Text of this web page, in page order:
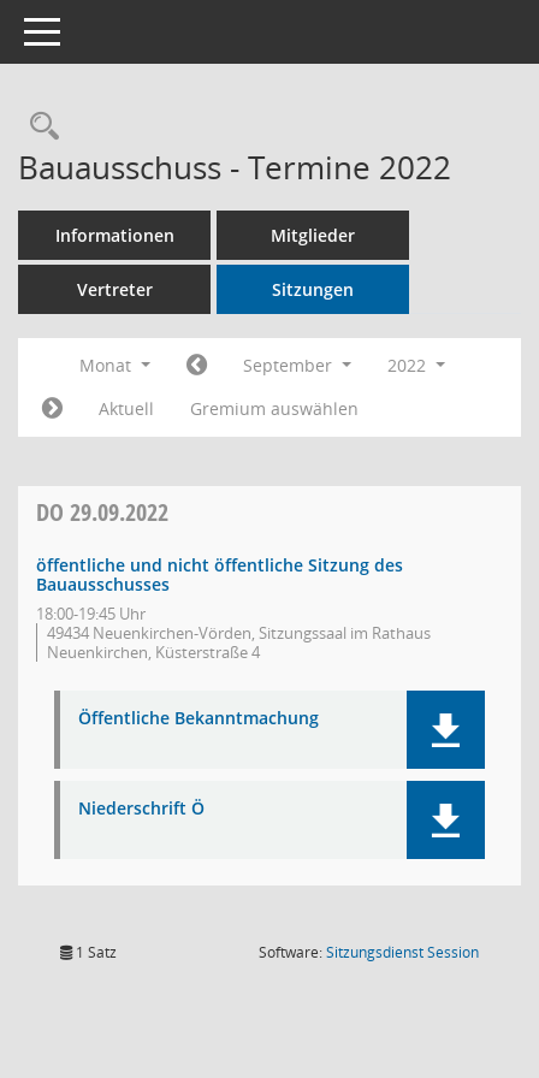
Toggle navigation
Rechercheauswahl
Bauausschuss - Termine 2022
Informationen Mitglieder
Vertreter Sitzungen
Monat September
2022
Aktuell
Gremium auswählen
DO 29.09.2022
öffentliche und nicht öffentliche Sitzung des
Bauausschusses
18:00-19:45 Uhr
49434 Neuenkirchen-Vörden, Sitzungssaal im Rathaus
Neuenkirchen, Küsterstraße 4
Öffentliche Bekanntmachung
Niederschrift Ö
1 Satz Software:SitzungsdienstSession(Wird in